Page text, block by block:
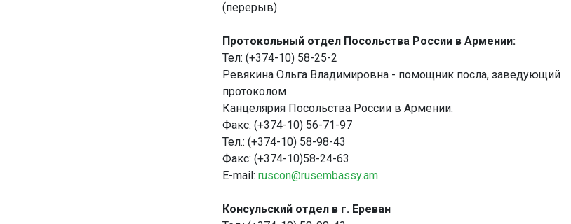
(перерыв)
Протокольный отдел Посольства России в Армении:
Тел: (+374-10) 58-25-2
Ревякина Ольга Владимировна - помощник посла, заведующий
протоколом
Канцелярия Посольства России в Армении:
Факс: (+374-10) 56-71-97
Тел.: (+374-10) 58-98-43
Факс: (+374-10)58-24-63
Е-mail: ruscon@rusembassy.am
Консульский отдел в г. Ереван